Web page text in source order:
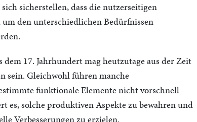
sicherstellen, dass die nutzerseitigen
den unterschiedlichen Bedürfnissen
17. Jahrhundert mag heutzutage aus der Zeit
sein. Gleichwohl führen manche
funktionale Elemente nicht vorschnell
es, solche produktiven Aspekte zu bewahren und
Verbesserungen zu erzielen.